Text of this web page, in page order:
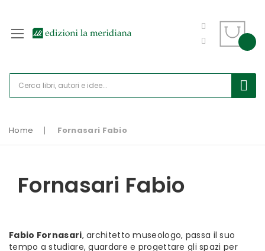
Home Fornasari Fabio
Fornasari Fabio
Fabio Fornasari, architetto museologo, passa il suo
tempo a studiare, guardare e progettare gli spazi per